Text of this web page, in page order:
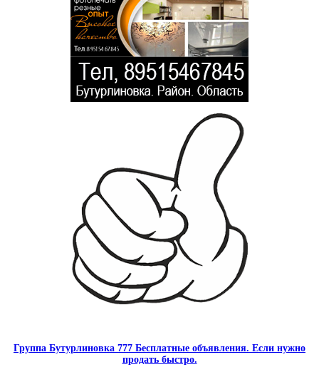
Группа Бутурлиновка 777 Бесплатные объявления. Если нужно
продать быстро.